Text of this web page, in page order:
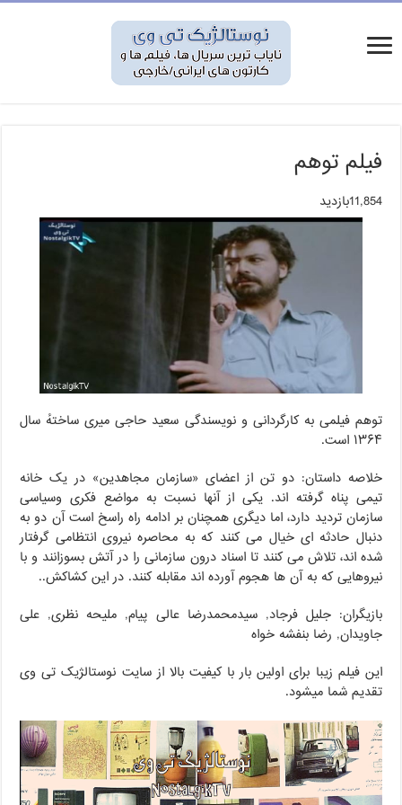
فیلم توهم
11,854بازدید
توهم فیلمی به کارگردانی و نویسندگی سعید حاجی میری ساختهٔ سال
۱۳۶۴ است.
خلاصه داستان: دو تن از اعضای «سازمان مجاهدین» در یک خانه
تیمی پناه گرفته اند. یکی از آنها نسبت به مواضع فکری وسیاسی
سازمان تردید دارد، اما دیگری همچنان بر ادامه راه راسخ است آن دو به
دنبال حادثه ای خیال می کنند که به محاصره نیروی انتظامی گرفتار
شده اند، تلاش می کنند تا اسناد درون سازمانی را در آتش بسوزانند و با
نیروهایی که به آن‌ ها هجوم آورده اند مقابله کنند. در این کشاکش..
بازیگران: جلیل فرجاد, سیدمحمدرضا عالی پیام, ملیحه نظری, علی
جاویدان, رضا بنفشه خواه
این فیلم زیبا برای اولین بار با کیفیت بالا از سایت نوستالژیک تی وی
تقدیم شما میشود.